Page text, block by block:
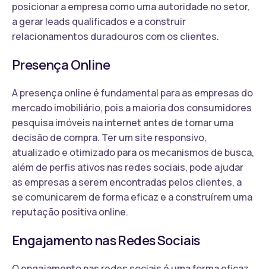
posicionar a empresa como uma autoridade no setor,
a gerar leads qualificados e a construir
relacionamentos duradouros com os clientes.
Presença Online
A presença online é fundamental para as empresas do
mercado imobiliário, pois a maioria dos consumidores
pesquisa imóveis na internet antes de tomar uma
decisão de compra. Ter um site responsivo,
atualizado e otimizado para os mecanismos de busca,
além de perfis ativos nas redes sociais, pode ajudar
as empresas a serem encontradas pelos clientes, a
se comunicarem de forma eficaz e a construírem uma
reputação positiva online.
Engajamento nas Redes Sociais